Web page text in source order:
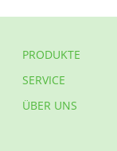
PRODUKTE
SERVICE
ÜBER UNS